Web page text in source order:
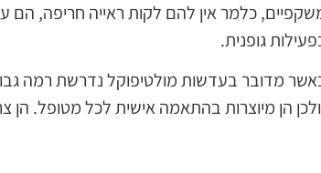
כלמר אין להם לקות ראייה חריפה, הם
גופנית.
מדובר בעדשות מולטיפוקל נדרשת רמה
הן מיוצרות בהתאמה אישית לכל מטופל. הן